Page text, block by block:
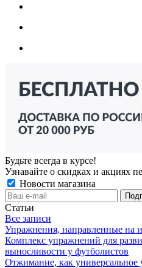
Будьте всегда в курсе!
Узнавайте о скидках и акциях
Новости магазина
Статьи
Все записи
Упражнения, направленные на
Комплекс упражнений для
выносливости у футболистов
Отжимание, как универсальное